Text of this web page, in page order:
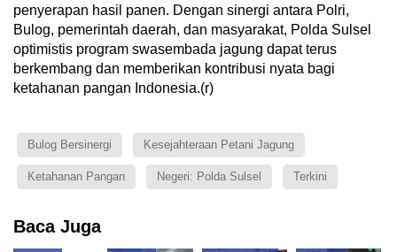
penyerapan hasil panen. Dengan sinergi antara Polri,
Bulog, pemerintah daerah, dan masyarakat, Polda Sulsel
optimistis program swasembada jagung dapat terus
berkembang dan memberikan kontribusi nyata bagi
ketahanan pangan Indonesia.(r)
Bulog Bersinergi Kesejahteraan Petani Jagung
Ketahanan Pangan Negeri: Polda Sulsel Terkini
Baca Juga